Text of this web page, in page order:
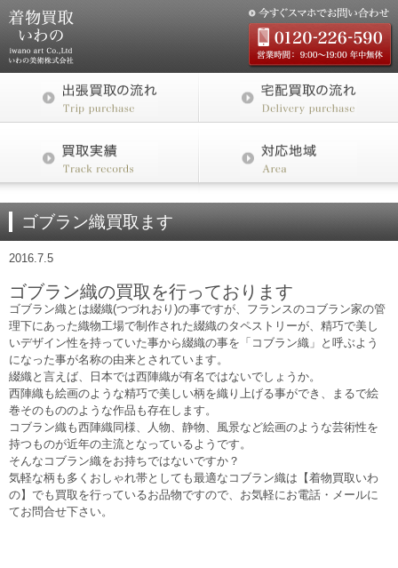
ゴブラン織買取ます
2016.7.5
ゴブラン織の買取を行っております
ゴブラン織とは綴織(つづれおり)の事ですが、フランスのコブラン家の管
理下にあった織物工場で制作された綴織のタペストリーが、精巧で美し
いデザイン性を持っていた事から綴織の事を「コブラン織」と呼ぶよう
になった事が名称の由来とされています。
綴織と言えば、日本では西陣織が有名ではないでしょうか。
西陣織も絵画のような精巧で美しい柄を織り上げる事ができ、まるで絵
巻そのもののような作品も存在します。
コブラン織も西陣織同様、人物、静物、風景など絵画のような芸術性を
持つものが近年の主流となっているようです。
そんなコブラン織をお持ちではないですか？
気軽な柄も多くおしゃれ帯としても最適なコブラン織は【着物買取いわ
の】でも買取を行っているお品物ですので、お気軽にお電話・メールに
てお問合せ下さい。